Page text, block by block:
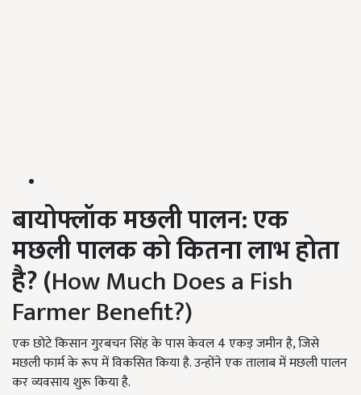
बायोफ्लॉक मछली पालन: एक
मछली पालक को कितना लाभ होता
है? (How Much Does a Fish
Farmer Benefit?)
एक छोटे किसान गुरबचन सिंह के पास केवल 4 एकड़ जमीन है, जिसे
मछली फार्म के रूप में विकसित किया है. उन्होंने एक तालाब में मछली पालन
कर व्यवसाय शुरू किया है.